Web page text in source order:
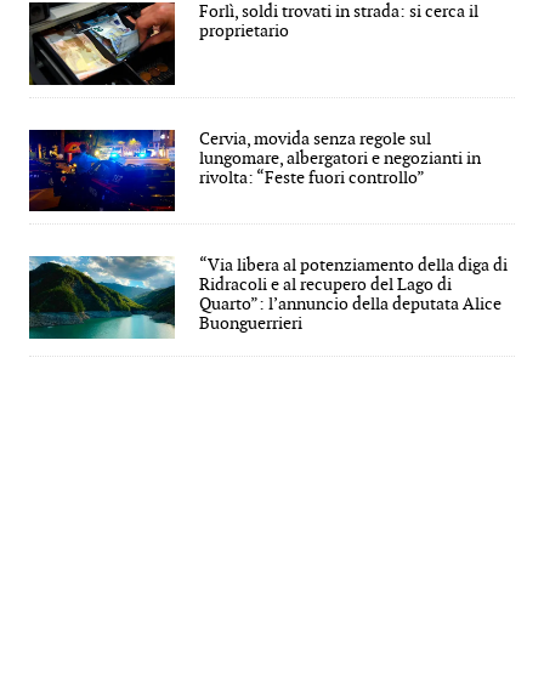
Forlì, soldi trovati in strada: si cerca il
proprietario
Cervia, movida senza regole sul
lungomare, albergatori e negozianti in
rivolta: “Feste fuori controllo”
“Via libera al potenziamento della diga di
Ridracoli e al recupero del Lago di
Quarto”: l’annuncio della deputata Alice
Buonguerrieri